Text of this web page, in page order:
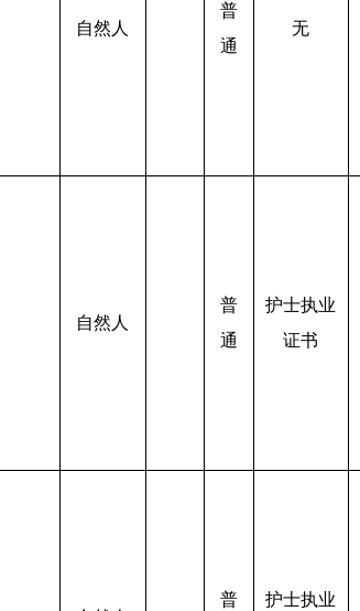
自然人
普
通
无
自然人
普
通
护士执业
证书
普
护士执业